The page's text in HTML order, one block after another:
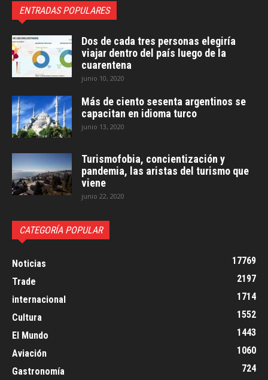
ENTRADAS POPULARES
Dos de cada tres personas elegiría
viajar dentro del país luego de la
cuarentena
junio 10, 2020
Más de ciento sesenta argentinos se
capacitan en idioma turco
junio 13, 2020
Turismofobia, concientización y
pandemia, las aristas del turismo que
viene
junio 22, 2020
CATEGORÍA POPULAR
Noticias
17769
Trade
2197
internacional
1714
Cultura
1552
El Mundo
1443
Aviación
1060
Gastronomía
724